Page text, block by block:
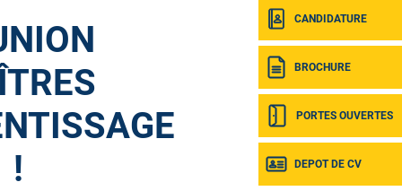
CANDIDATURE
BROCHURE
PORTES OUVERTES
DEPOT DE CV
!